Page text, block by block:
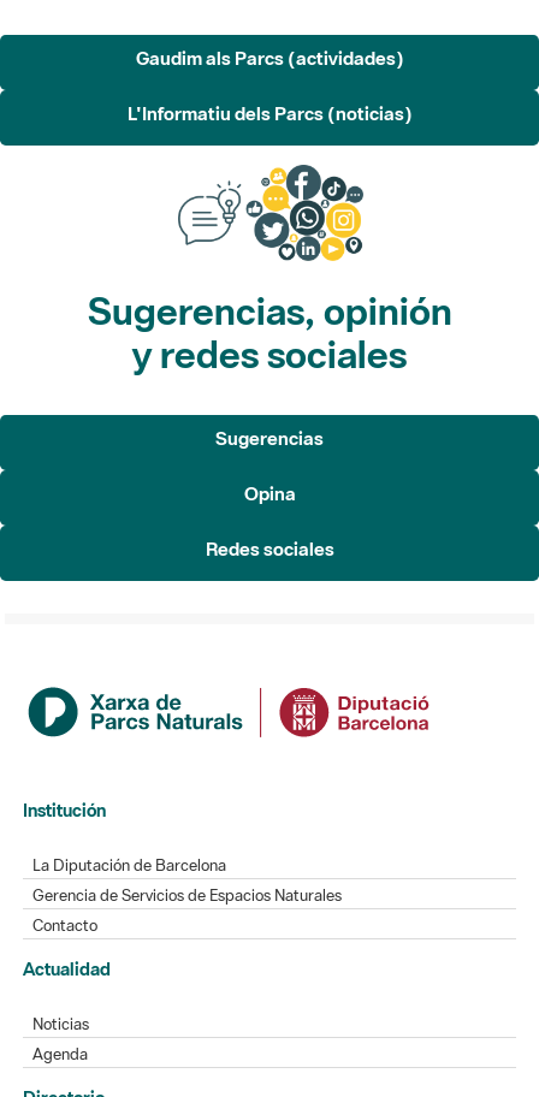
Gaudim als Parcs (actividades)
L'Informatiu dels Parcs (noticias)
Sugerencias, opinión
y redes sociales
Sugerencias
Opina
Redes sociales
Institución
La Diputación de Barcelona
Gerencia de Servicios de Espacios Naturales
Contacto
Actualidad
Noticias
Agenda